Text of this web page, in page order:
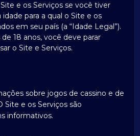
e os Serviços se você tiver
para a qual o Site e os
em seu país (a “Idade Legal”).
18 anos, você deve parar
o Site e Serviços.
sobre jogos de cassino e de
Site e os Serviços são
informativos.